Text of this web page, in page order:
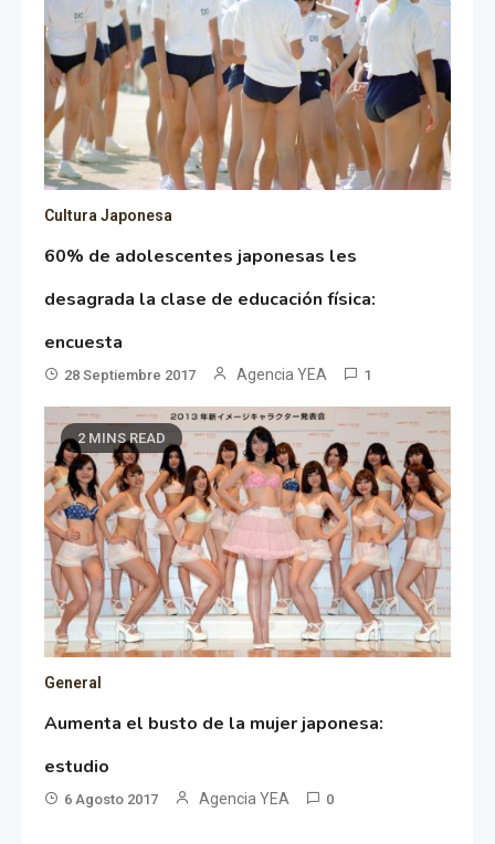
Cultura Japonesa
60% de adolescentes japonesas les
desagrada la clase de educación física:
encuesta
28 Septiembre 2017 Agencia YEA 1
2 MINS READ
General
Aumenta el busto de la mujer japonesa:
estudio
6 Agosto 2017 Agencia YEA 0